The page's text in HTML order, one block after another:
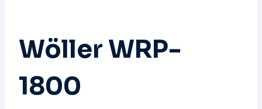
Wöller WRP-
1800